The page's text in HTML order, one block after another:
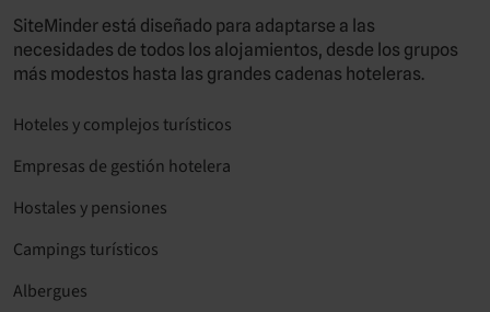
SiteMinder está diseñado para adaptarse a las
necesidades de todos los alojamientos, desde los grupos
más modestos hasta las grandes cadenas hoteleras.
Hoteles y complejos turísticos
Empresas de gestión hotelera
Hostales y pensiones
Campings turísticos
Albergues